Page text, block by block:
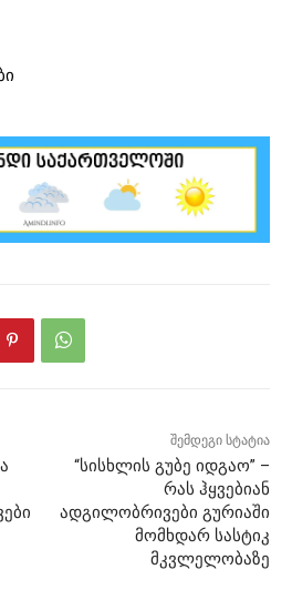
შემდეგი სტატია
“სისხლის გუბე იდგაო” –
რას ჰყვებიან
ადგილობრივები გურიაში
მომხდარ სასტიკ
მკვლელობაზე